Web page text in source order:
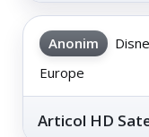
Anonim
Europe
Articol HD